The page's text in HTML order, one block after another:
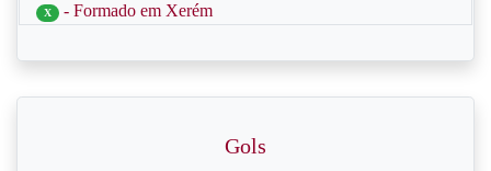
X - Formado em Xerém
Gols